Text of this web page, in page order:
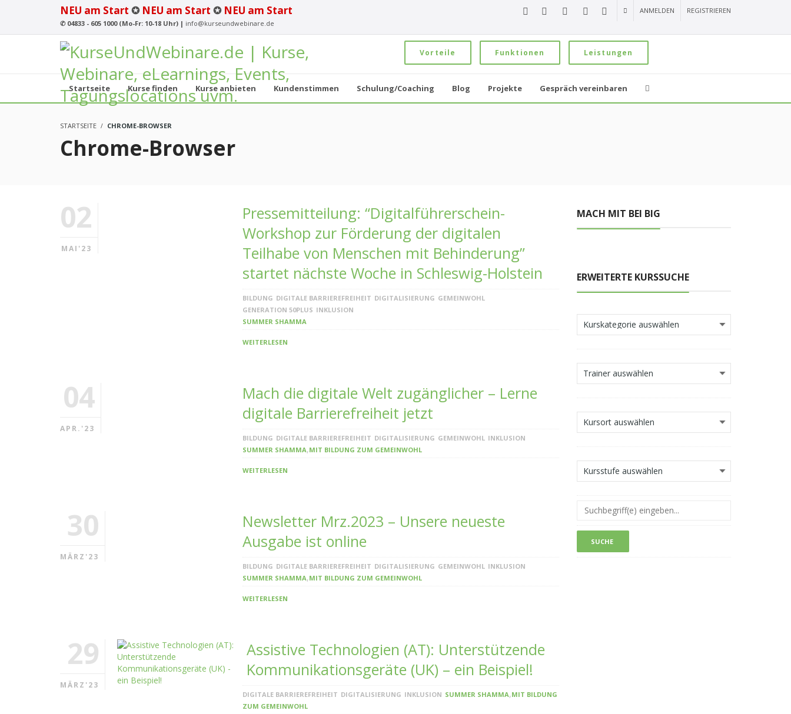
NEU am Start ✪ NEU am Start ✪ NEU am Start
✆04833 - 605 1000 (Mo-Fr: 10-18 Uhr) | info@kurseundwebinare.de
ANMELDEN REGISTRIEREN
Vorteile Funktionen Leistungen
Startseite Kurse finden Kurse anbieten Kundenstimmen Schulung/Coaching Blog Projekte Gespräch vereinbaren
STARTSEITE CHROME-BROWSER
Chrome-Browser
02
MAI'23
Pressemitteilung: “Digitalführerschein-
Workshop zur Förderung der digitalen
Teilhabe von Menschen mit Behinderung”
startet nächste Woche in Schleswig-Holstein
BILDUNG DIGITALE BARRIEREFREIHEIT DIGITALISIERUNG GEMEINWOHL
GENERATION 50PLUS INKLUSION
SUMMER SHAMMA
WEITERLESEN
04
APR.'23
Mach die digitale Welt zugänglicher – Lerne
digitale Barrierefreiheit jetzt
BILDUNG DIGITALE BARRIEREFREIHEIT DIGITALISIERUNG GEMEINWOHL INKLUSION
SUMMER SHAMMA,MIT BILDUNG ZUM GEMEINWOHL
WEITERLESEN
30
MÄRZ'23
Newsletter Mrz.2023 – Unsere neueste
Ausgabe ist online
BILDUNG DIGITALE BARRIEREFREIHEIT DIGITALISIERUNG GEMEINWOHL INKLUSION
SUMMER SHAMMA,MIT BILDUNG ZUM GEMEINWOHL
WEITERLESEN
29
MÄRZ'23
Assistive Technologien (AT): Unterstützende
Kommunikationsgeräte (UK) – ein Beispiel!
DIGITALE BARRIEREFREIHEIT DIGITALISIERUNG INKLUSION SUMMER SHAMMA,MIT BILDUNG
ZUM GEMEINWOHL
MACH MIT BEI BIG
ERWEITERTE KURSSUCHE